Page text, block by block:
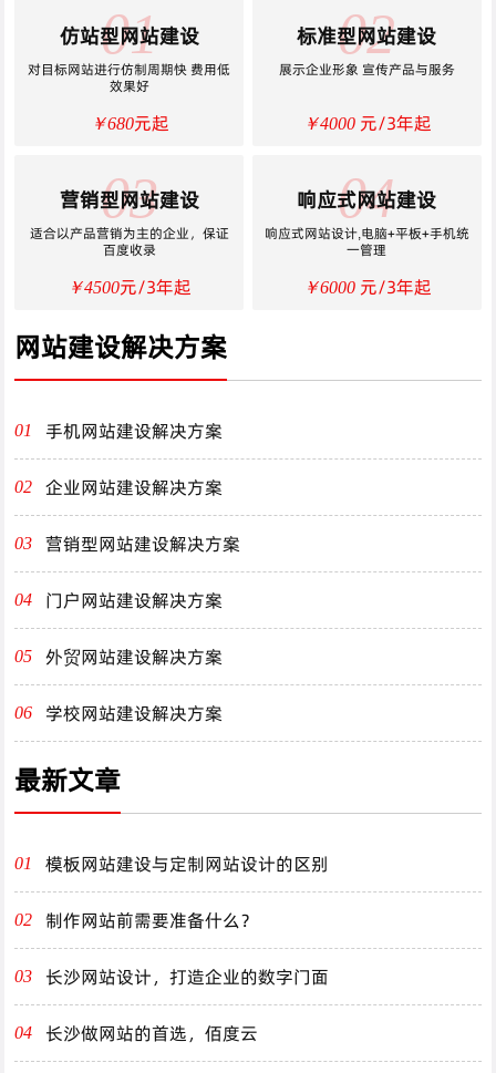
01
仿站型网站建设
对目标网站进行仿制周期快 费用低
效果好
￥680元起
02
标准型网站建设
展示企业形象 宣传产品与服务
￥4000元/3年起
03
营销型网站建设
适合以产品营销为主的企业，保证
百度收录
￥4500元/3年起
04
响应式网站建设
响应式网站设计,电脑+平板+手机统
一管理
￥6000元/3年起
网站建设解决方案
01 手机网站建设解决方案
02 企业网站建设解决方案
03 营销型网站建设解决方案
04 门户网站建设解决方案
05 外贸网站建设解决方案
06 学校网站建设解决方案
最新文章
01 模板网站建设与定制网站设计的区别
02 制作网站前需要准备什么？
03 长沙网站设计，打造企业的数字门面
04 长沙做网站的首选，佰度云